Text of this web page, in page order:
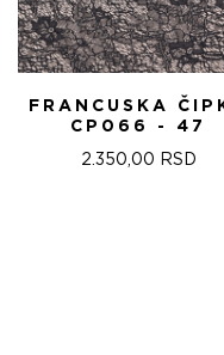
FRANCUSKA
CP066 - 47
2.350,00 RSD